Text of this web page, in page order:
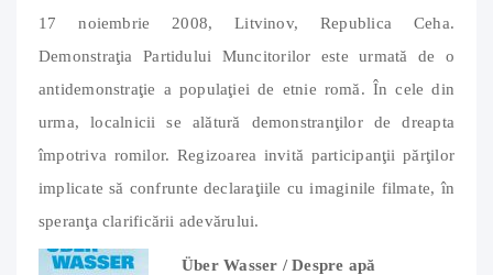
17 noiembrie 2008, Litvinov, Republica Ceha.
Demonstraţia Partidului Muncitorilor este urmată de o
antidemonstraţie a populaţiei de etnie romă. În cele din
urma, localnicii se alătură demonstranţilor de dreapta
împotriva romilor. Regizoarea invită participanţii părţilor
implicate să confrunte declaraţiile cu imaginile filmate, în
speranţa clarificării adevărului.
Über Wasser / Despre apă